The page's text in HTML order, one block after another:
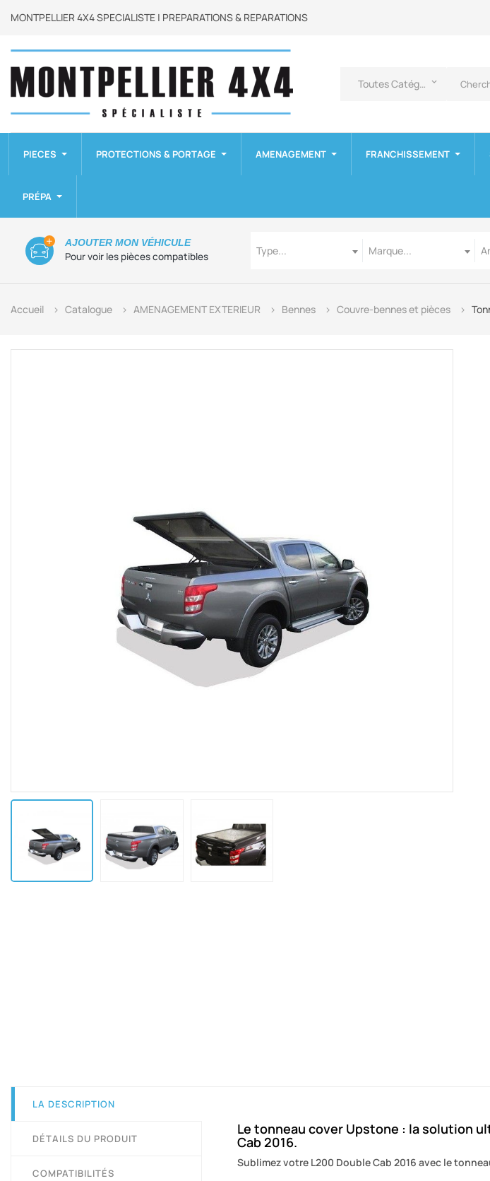
MONTPELLIER 4X4 SPECIALISTE | PREPARATIONS & REPARATIONS
Toutes Catégories keyboard_arrow_down
PIECES PROTECTIONS & PORTAGE AMENAGEMENT FRANCHISSEMENT
PRÉPA
Pour voir les pièces compatibles
AJOUTER MON VÉHICULE
Type...
Marque...
Accueil Catalogue AMENAGEMENT EXTERIEUR Bennes Couvre-bennes et pièces
LA DESCRIPTION
DÉTAILS DU PRODUIT
COMPATIBILITÉS
Le tonneau cover Upstone : la solution
Cab 2016.
Sublimez votre L200 Double Cab 2016 avec le